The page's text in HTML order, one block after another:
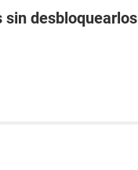
sin desbloquearlos